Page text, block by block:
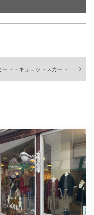
ート・キュロットスカート